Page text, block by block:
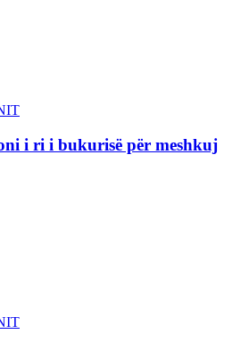
i ri i bukurisë për meshkuj